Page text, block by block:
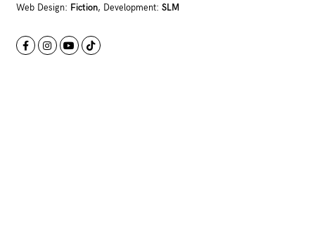
Web Design: Fiction, Development: SLM